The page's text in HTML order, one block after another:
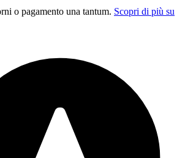
o pagamento una tantum. Scopri di più su